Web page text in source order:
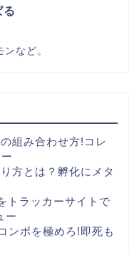
る
など。
組み合わせ方!コレ
方とは？孵化にメタ
トラッカーサイトで
ー
ンボを極めろ!即死も